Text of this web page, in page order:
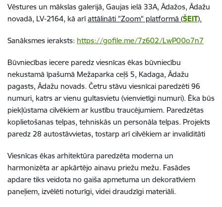
Vēstures un mākslas galerijā, Gaujas ielā 33A, Ādažos, Ādažu
novadā, LV-2164, kā arīattālināti "Zoom" platformā (ŠEIT).
Sanāksmes ieraksts: https://gofile.me/7z602/LwP00o7n7
Būvniecības iecere paredz viesnīcas ēkas būvniecību
nekustamā īpašumā Mežaparka ceļš 5, Kadaga, Ādažu
pagasts, Ādažu novads. Četru stāvu viesnīcai paredzēti 96
numuri, katrs ar vienu gultasvietu (vienvietīgi numuri). Ēka būs
piekļūstama cilvēkiem ar kustību traucējumiem. Paredzētas
koplietošanas telpas, tehniskās un personāla telpas. Projekts
paredz 28 autostāvvietas, tostarp arī cilvēkiem ar invaliditāti
Viesnīcas ēkas arhitektūra paredzēta moderna un
harmonizēta ar apkārtējo ainavu priežu mežu. Fasādes
apdare tiks veidota no gaiša apmetuma un dekoratīviem
paneļiem, izvēlēti noturīgi, videi draudzīgi materiāli.